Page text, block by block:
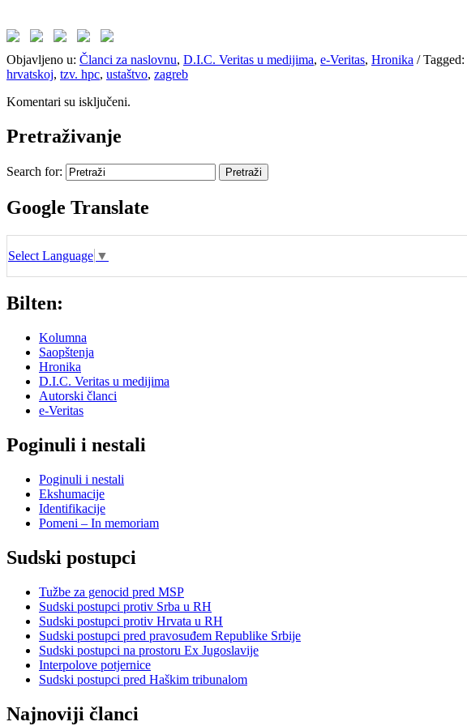
Objavljeno u: Članci za naslovnu, D.I.C. Veritas u medijima, e-Veritas, Hronika /Tagged:
hrvatskoj, tzv. hpc, ustaštvo, zagreb
Komentari su isključeni.
Pretraživanje
Search for:
Google Translate
Select Language ▼
Bilten:
Kolumna
Saopštenja
Hronika
D.I.C. Veritas u medijima
Autorski članci
e-Veritas
Poginuli i nestali
Poginuli i nestali
Ekshumacije
Identifikacije
Pomeni – In memoriam
Sudski postupci
Tužbe za genocid pred MSP
Sudski postupci protiv Srba u RH
Sudski postupci protiv Hrvata u RH
Sudski postupci pred pravosuđem Republike Srbije
Sudski postupci na prostoru Ex Jugoslavije
Interpolove potjernice
Sudski postupci pred Haškim tribunalom
Najnoviji članci